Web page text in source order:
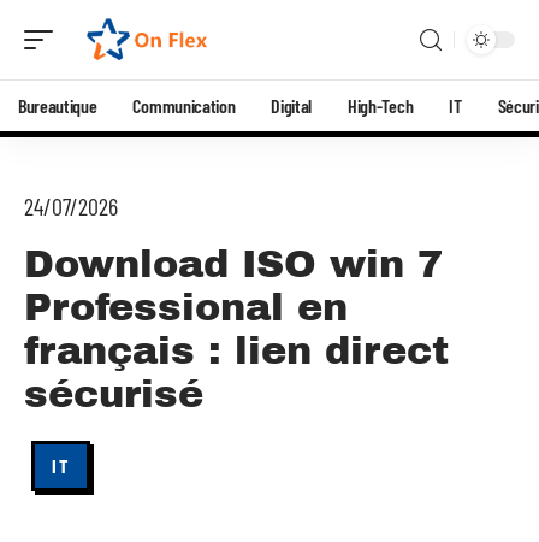
Bureautique Communication Digital High-Tech IT
24/07/2026
Download ISO win 7
Professional en
français : lien direct
sécurisé
IT